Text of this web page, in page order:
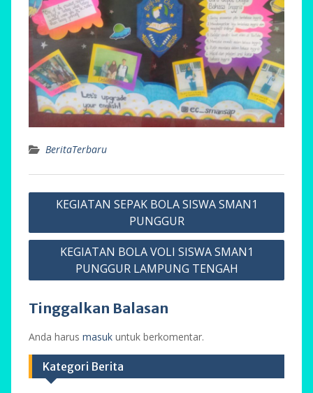
BeritaTerbaru
Navigasi
KEGIATAN SEPAK BOLA SISWA SMAN1
PUNGGUR
KEGIATAN BOLA VOLI SISWA SMAN1
PUNGGUR LAMPUNG TENGAH
Tinggalkan Balasan
Anda harus masukuntuk berkomentar.
Kategori Berita